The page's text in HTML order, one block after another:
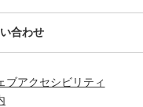
合わせ
ブアクセシビリティ